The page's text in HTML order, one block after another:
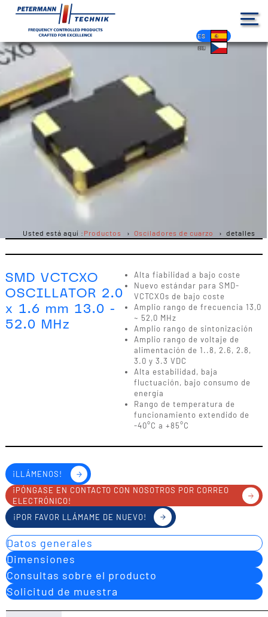
DE
EN
FR
ES
PL
IT
NL
HU
CS
Usted está aquí : Productos Osciladores de cuarzo detalles
SMD VCTCXO
OSCILLATOR 2.0
x 1.6 mm 13.0 -
52.0 MHz
Alta fiabilidad a bajo coste
Nuevo estándar para SMD-
VCTCXOs de bajo coste
Amplio rango de frecuencia 13,0
~ 52,0 MHz
Amplio rango de sintonización
Amplio rango de voltaje de
alimentación de 1..8, 2.6, 2.8,
3.0 y 3.3 VDC
Alta estabilidad, baja
fluctuación, bajo consumo de
energía
Rango de temperatura de
funcionamiento extendido de
-40°C a +85°C
¡LLÁMENOS!
¡PÓNGASE EN CONTACTO CON NOSOTROS POR CORREO
ELECTRÓNICO!
¡POR FAVOR LLÁMAME DE NUEVO!
Datos generales
Dimensiones
Consultas sobre el producto
Solicitud de muestra